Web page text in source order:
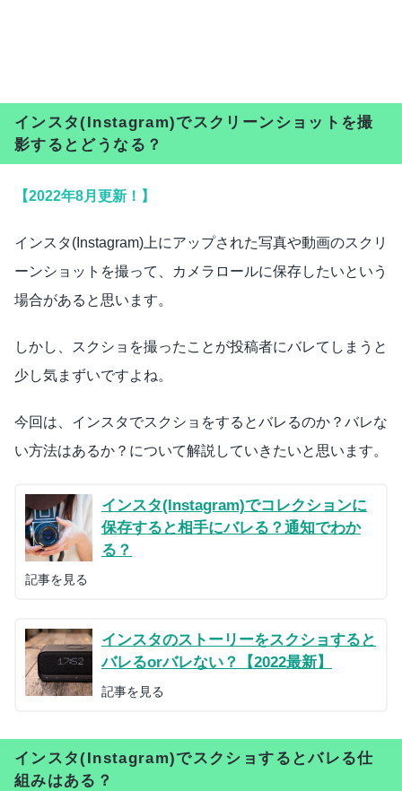
インスタ(Instagram)でスクリーンショットを撮
影するとどうなる？
【2022年8月更新！】
インスタ(Instagram)上にアップされた写真や動画のスクリ
ーンショットを撮って、カメラロールに保存したいという
場合があると思います。
しかし、スクショを撮ったことが投稿者にバレてしまうと
少し気まずいですよね。
今回は、インスタでスクショをするとバレるのか？バレな
い方法はあるか？について解説していきたいと思います。
インスタ(Instagram)でコレクションに
保存すると相手にバレる？通知でわか
る？
記事を見る
インスタのストーリーをスクショすると
バレるorバレない？【2022最新】
記事を見る
インスタ(Instagram)でスクショするとバレる仕
組みはある？